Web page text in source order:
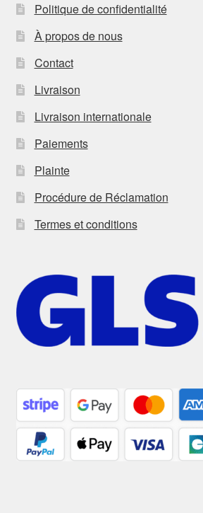
Politique de confidentialité
À propos de nous
Contact
Livraison
Livraison internationale
Paiements
Plainte
Procédure de Réclamation
Termes et conditions